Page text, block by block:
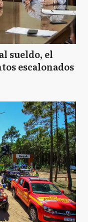
sueldo, el
escalonados